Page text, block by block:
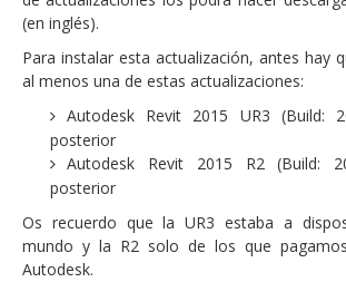
(en inglés).
Para instalar esta actualización, antes hay
al menos una de estas actualizaciones:
Autodesk Revit 2015 UR3 (Build:
posterior
Autodesk Revit 2015 R2 (Build:
posterior
Os recuerdo que la UR3 estaba a
mundo y la R2 solo de los que
Autodesk.